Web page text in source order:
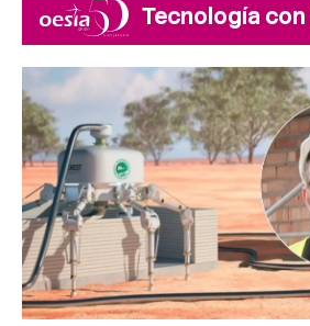
Tecnología con